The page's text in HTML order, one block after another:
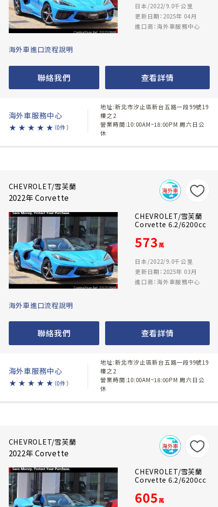
日本/2022/9.0千公里
更新日期：2025年 04月
進口商：海外車服務中心
海外車進口流程說明
聯絡我們 查看詳情
海外車服務中心
★ ★ ★ ★ ★ （0件）
地址:新北市汐止區新台五路一段99號19
樓之2
營業時間:10:00AM~18:00PM 周六日公
休
CHEVROLET/雪芙蘭
2022年 Corvette
CHEVROLET/雪芙蘭
Corvette 6.2/6200cc
573萬
日本/2022/9.0千公里
更新日期：2025年 03月
進口商：海外車服務中心
海外車進口流程說明
聯絡我們 查看詳情
海外車服務中心
★ ★ ★ ★ ★ （0件）
地址:新北市汐止區新台五路一段99號19
樓之2
營業時間:10:00AM~18:00PM 周六日公
休
CHEVROLET/雪芙蘭
2022年 Corvette
CHEVROLET/雪芙蘭
Corvette 6.2/6200cc
605萬